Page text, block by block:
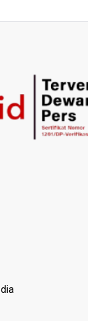
Voli Putri
Bapenda DKI
Setelah
1-1
Pangrango